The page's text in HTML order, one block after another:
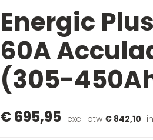
Energic
60A
(305-
€ 695,95 excl. btw € 842,10